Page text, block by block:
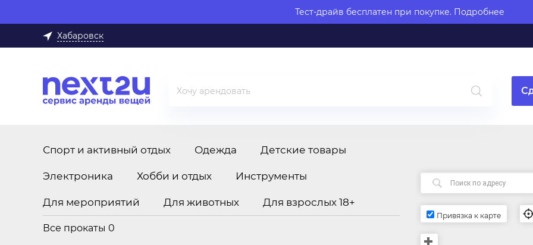
Тест-драйв бесплатен при покупке. Подробнее
Хабаровск
Спорт и активный отдых Одежда Детские товары
Электроника Хобби и отдых Инструменты
Для мероприятий Для животных Для взрослых 18+
Все прокаты 0
Привязка к карте